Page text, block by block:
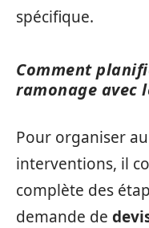
spécifique.
Comment
ramonage avec
Pour organiser
interventions, il
complète des
demande de